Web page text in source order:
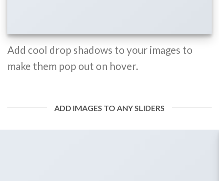
Add cool drop shadows to your images to
make them pop out on hover.
ADD IMAGES TO ANY SLIDERS